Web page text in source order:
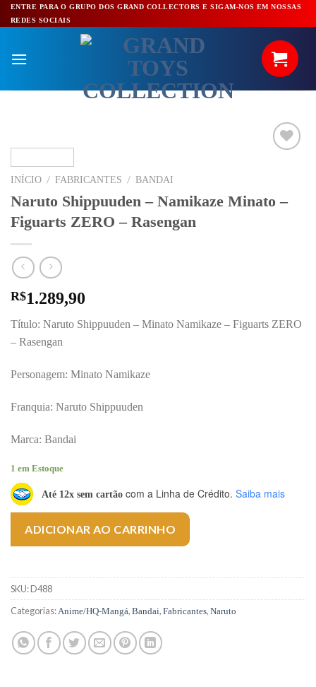
Pular
para
conteúdo
ENTRE PARA O GRUPO DOS GRAND COLLECTORS E SIGAM-NOS EM NOSSAS
REDES SOCIAIS
INÍCIO / FABRICANTES / BANDAI
Naruto Shippuuden – Namikaze Minato –
Figuarts ZERO – Rasengan
R$1.289,90
Título: Naruto Shippuuden – Minato Namikaze – Figuarts ZERO
– Rasengan
Personagem: Minato Namikaze
Franquia: Naruto Shippuuden
Marca: Bandai
1 em Estoque
Até 12x sem cartão com a Linha de Crédito. Saiba mais
ADICIONAR AO CARRINHO
SKU:D488
Categorias:Anime/HQ-Mangá, Bandai, Fabricantes, Naruto